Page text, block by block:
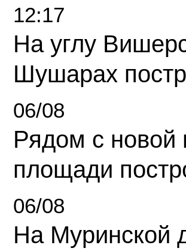
12:17
На углу
Шушарах
06/08
Рядом с новой
площади
06/08
На Муринской